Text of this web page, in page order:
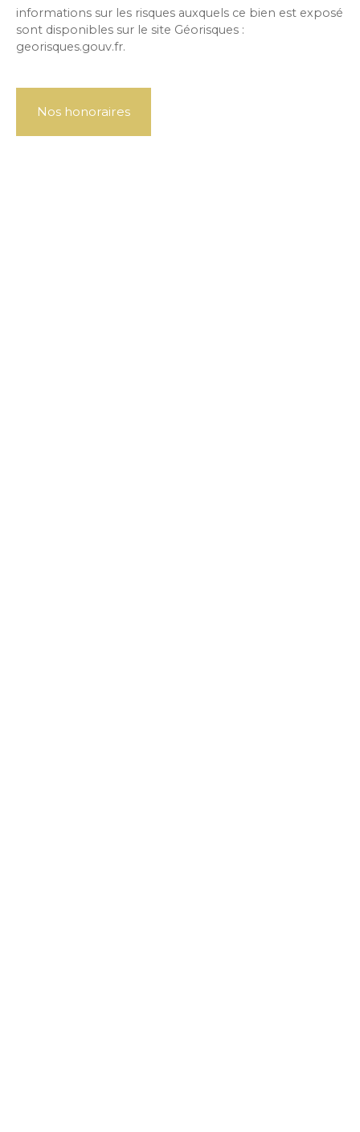
informations sur les risques auxquels ce bien est exposé
sont disponibles sur le site Géorisques :
georisques.gouv.fr.
Nos honoraires